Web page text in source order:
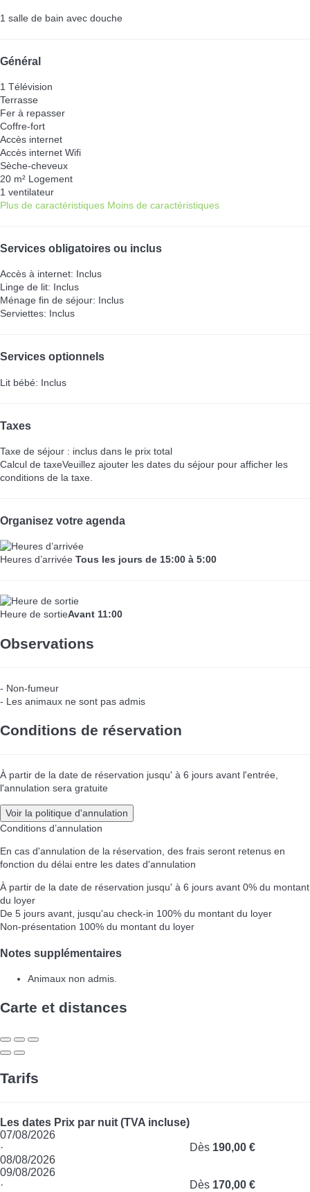
1 salle de bain avec douche
Général
1 Télévision
Terrasse
Fer à repasser
Coffre-fort
Accès internet
Accès internet Wifi
Sèche-cheveux
20 m² Logement
1 ventilateur
Plus de caractéristiques Moins de caractéristiques
Services obligatoires ou inclus
Accès à internet: Inclus
Linge de lit: Inclus
Ménage fin de séjour: Inclus
Serviettes: Inclus
Services optionnels
Lit bébé: Inclus
Taxes
Taxe de séjour : inclus dans le prix total
Calcul de taxeVeuillez ajouter les dates du séjour pour afficher les
conditions de la taxe.
Organisez votre agenda
Heures d’arrivée Tous les jours de 15:00 à 5:00
Heure de sortieAvant 11:00
Observations
- Non-fumeur
- Les animaux ne sont pas admis
Conditions de réservation
À partir de la date de réservation jusqu' à 6 jours avant l'entrée,
l'annulation sera gratuite
Voir la politique d'annulation
Conditions d’annulation
En cas d'annulation de la réservation, des frais seront retenus en
fonction du délai entre les dates d'annulation
À partir de la date de réservation jusqu' à 6 jours avant 0% du montant
du loyer
De 5 jours avant, jusqu'au check-in 100% du montant du loyer
Non-présentation 100% du montant du loyer
Notes supplémentaires
Animaux non admis.
Carte et distances
Tarifs
Les dates Prix par nuit (TVA incluse)
07/08/2026
·
08/08/2026
Dès 190,00 €
09/08/2026
·
Dès 170,00 €